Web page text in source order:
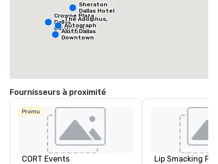
Sheraton
Dallas Hotel
Crowne Plaza
Dallas
Downtown
The Adolphus,
Autograph
Collection
Aloft Dallas
Downtown
Fournisseurs à proximité
Promu
CORT Events Lip Smacking